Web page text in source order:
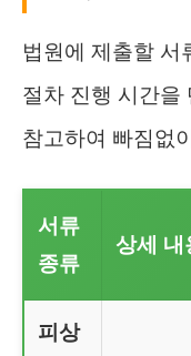
법원에 제출할 서
절차 진행 시간을
참고하여 빠짐없
서류
종류
상세 내
피상